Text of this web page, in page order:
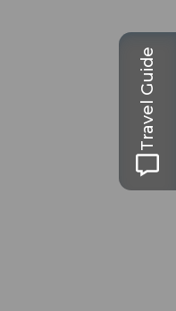
Travel Guide